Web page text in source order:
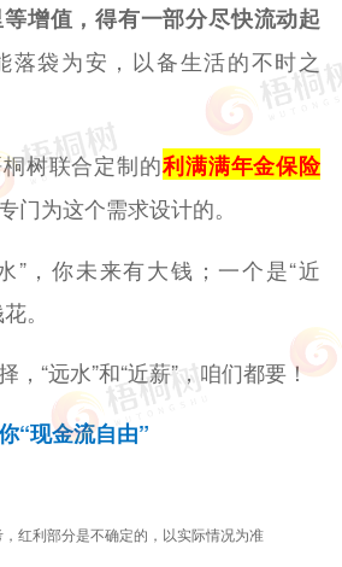
增值，得有一部分尽快流动起
落袋为安，以备生活的不时之
树联合定制的利满满年金保险
门为这个需求设计的。
”，你未来有大钱；一个是“近
。
，“远水”和“近薪”，咱们都要！
“现金流自由”
红利部分是不确定的，以实际情况为准